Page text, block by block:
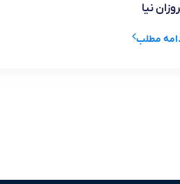
نیا
مطلب